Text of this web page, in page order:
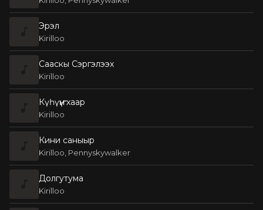
Эрэл
Kirilloo
Сааскы Сэргэлээх
Kirilloo
Күһүҥҥү хаар
Kirilloo
Кини саныыр
Kirilloo, Pennyskywalker
Долгутума
Kirilloo